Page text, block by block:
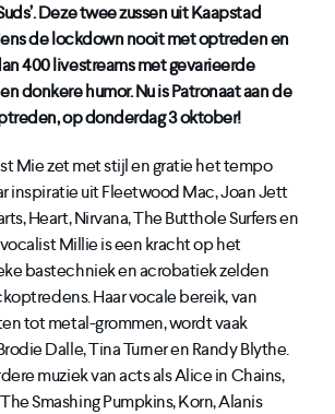
Deze twee zussen uit Kaapstad
de lockdown nooit met optreden en
400 livestreams met gevarieerde
donkere humor. Nu is Patronaat aan de
op donderdag 3 oktober!
Mie zet met stijl en gratie het tempo
inspiratie uit Fleetwood Mac, Joan Jett
Heart, Nirvana, The Butthole Surfers en
vocalist Millie is een kracht op het
bastechniek en acrobatiek zelden
Haar vocale bereik, van
tot metal-grommen, wordt vaak
Dalle, Tina Turner en Randy Blythe.
muziek van acts als Alice in Chains,
Smashing Pumpkins, Korn, Alanis